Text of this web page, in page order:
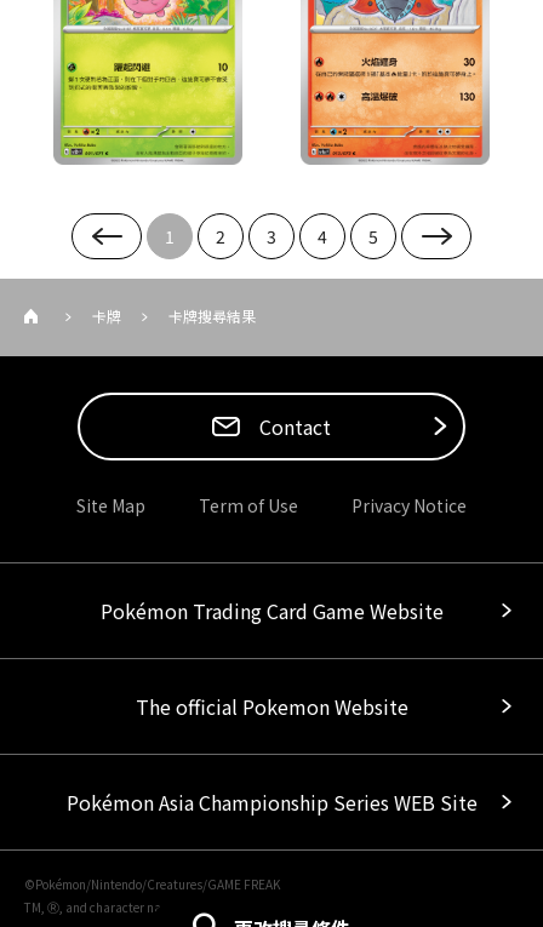
1 2 3 4 5
卡牌 卡牌搜尋結果
Contact
Site Map Term of Use Privacy Notice
Pokémon Trading Card Game Website
The official Pokemon Website
Pokémon Asia Championship Series WEB Site
©Pokémon/Nintendo/Creatures/GAME FREAK
TM, Ⓡ, and character names are trademarks of Nintendo.